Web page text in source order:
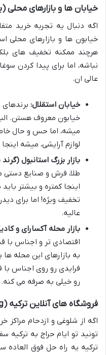
خیابان ها و بازارهای
اگه دنبال یه تجربه خرید
خیابون ها و بازارهای محلی
هرچند ممکنه تخفیف های بلک
نباشه، اما برای پیدا کردن
عالی ان.
خیابان استقلال: برندهای
خیابون معروف هستن.
میشه، اما حس و حال
لوازم آرایشی، میشه
بازار بزرگ استانبول (گرند
طلا، فرش و صنایع
اینجا کمتره و بیشتر
تخفیف ویژه! اما برای
عالیه.
بازار محله آکسارای و
اقتصادی تر و اجناس با
به بازارهای این محله
فرایدی رو روی اجناس با
رو خیلی به صرفه می کنه.
فروشگاه های آنلاین ترکیه (Online Shopping)
اگه از شلوغی و ازدحام مراکز
تونید تو ایام حراج به ترکیه
ترکیه یه راه حل فوق العاده